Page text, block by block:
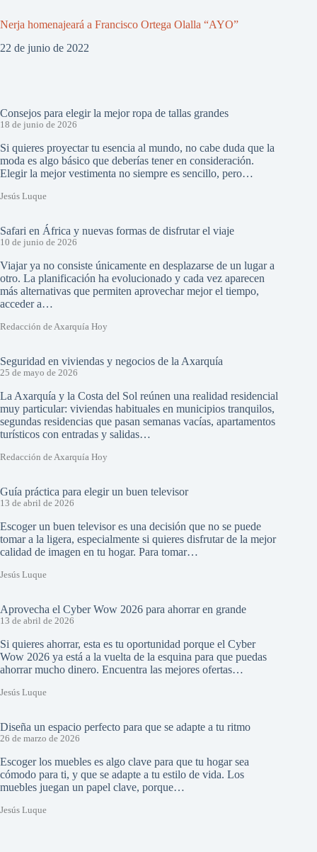
Nerja homenajeará a Francisco Ortega Olalla “AYO”
22 de junio de 2022
Consejos para elegir la mejor ropa de tallas grandes
18 de junio de 2026
Si quieres proyectar tu esencia al mundo, no cabe duda que la
moda es algo básico que deberías tener en consideración.
Elegir la mejor vestimenta no siempre es sencillo, pero…
Jesús Luque
Safari en África y nuevas formas de disfrutar el viaje
10 de junio de 2026
Viajar ya no consiste únicamente en desplazarse de un lugar a
otro. La planificación ha evolucionado y cada vez aparecen
más alternativas que permiten aprovechar mejor el tiempo,
acceder a…
Redacción de Axarquía Hoy
Seguridad en viviendas y negocios de la Axarquía
25 de mayo de 2026
La Axarquía y la Costa del Sol reúnen una realidad residencial
muy particular: viviendas habituales en municipios tranquilos,
segundas residencias que pasan semanas vacías, apartamentos
turísticos con entradas y salidas…
Redacción de Axarquía Hoy
Guía práctica para elegir un buen televisor
13 de abril de 2026
Escoger un buen televisor es una decisión que no se puede
tomar a la ligera, especialmente si quieres disfrutar de la mejor
calidad de imagen en tu hogar. Para tomar…
Jesús Luque
Aprovecha el Cyber Wow 2026 para ahorrar en grande
13 de abril de 2026
Si quieres ahorrar, esta es tu oportunidad porque el Cyber
Wow 2026 ya está a la vuelta de la esquina para que puedas
ahorrar mucho dinero. Encuentra las mejores ofertas…
Jesús Luque
Diseña un espacio perfecto para que se adapte a tu ritmo
26 de marzo de 2026
Escoger los muebles es algo clave para que tu hogar sea
cómodo para ti, y que se adapte a tu estilo de vida. Los
muebles juegan un papel clave, porque…
Jesús Luque